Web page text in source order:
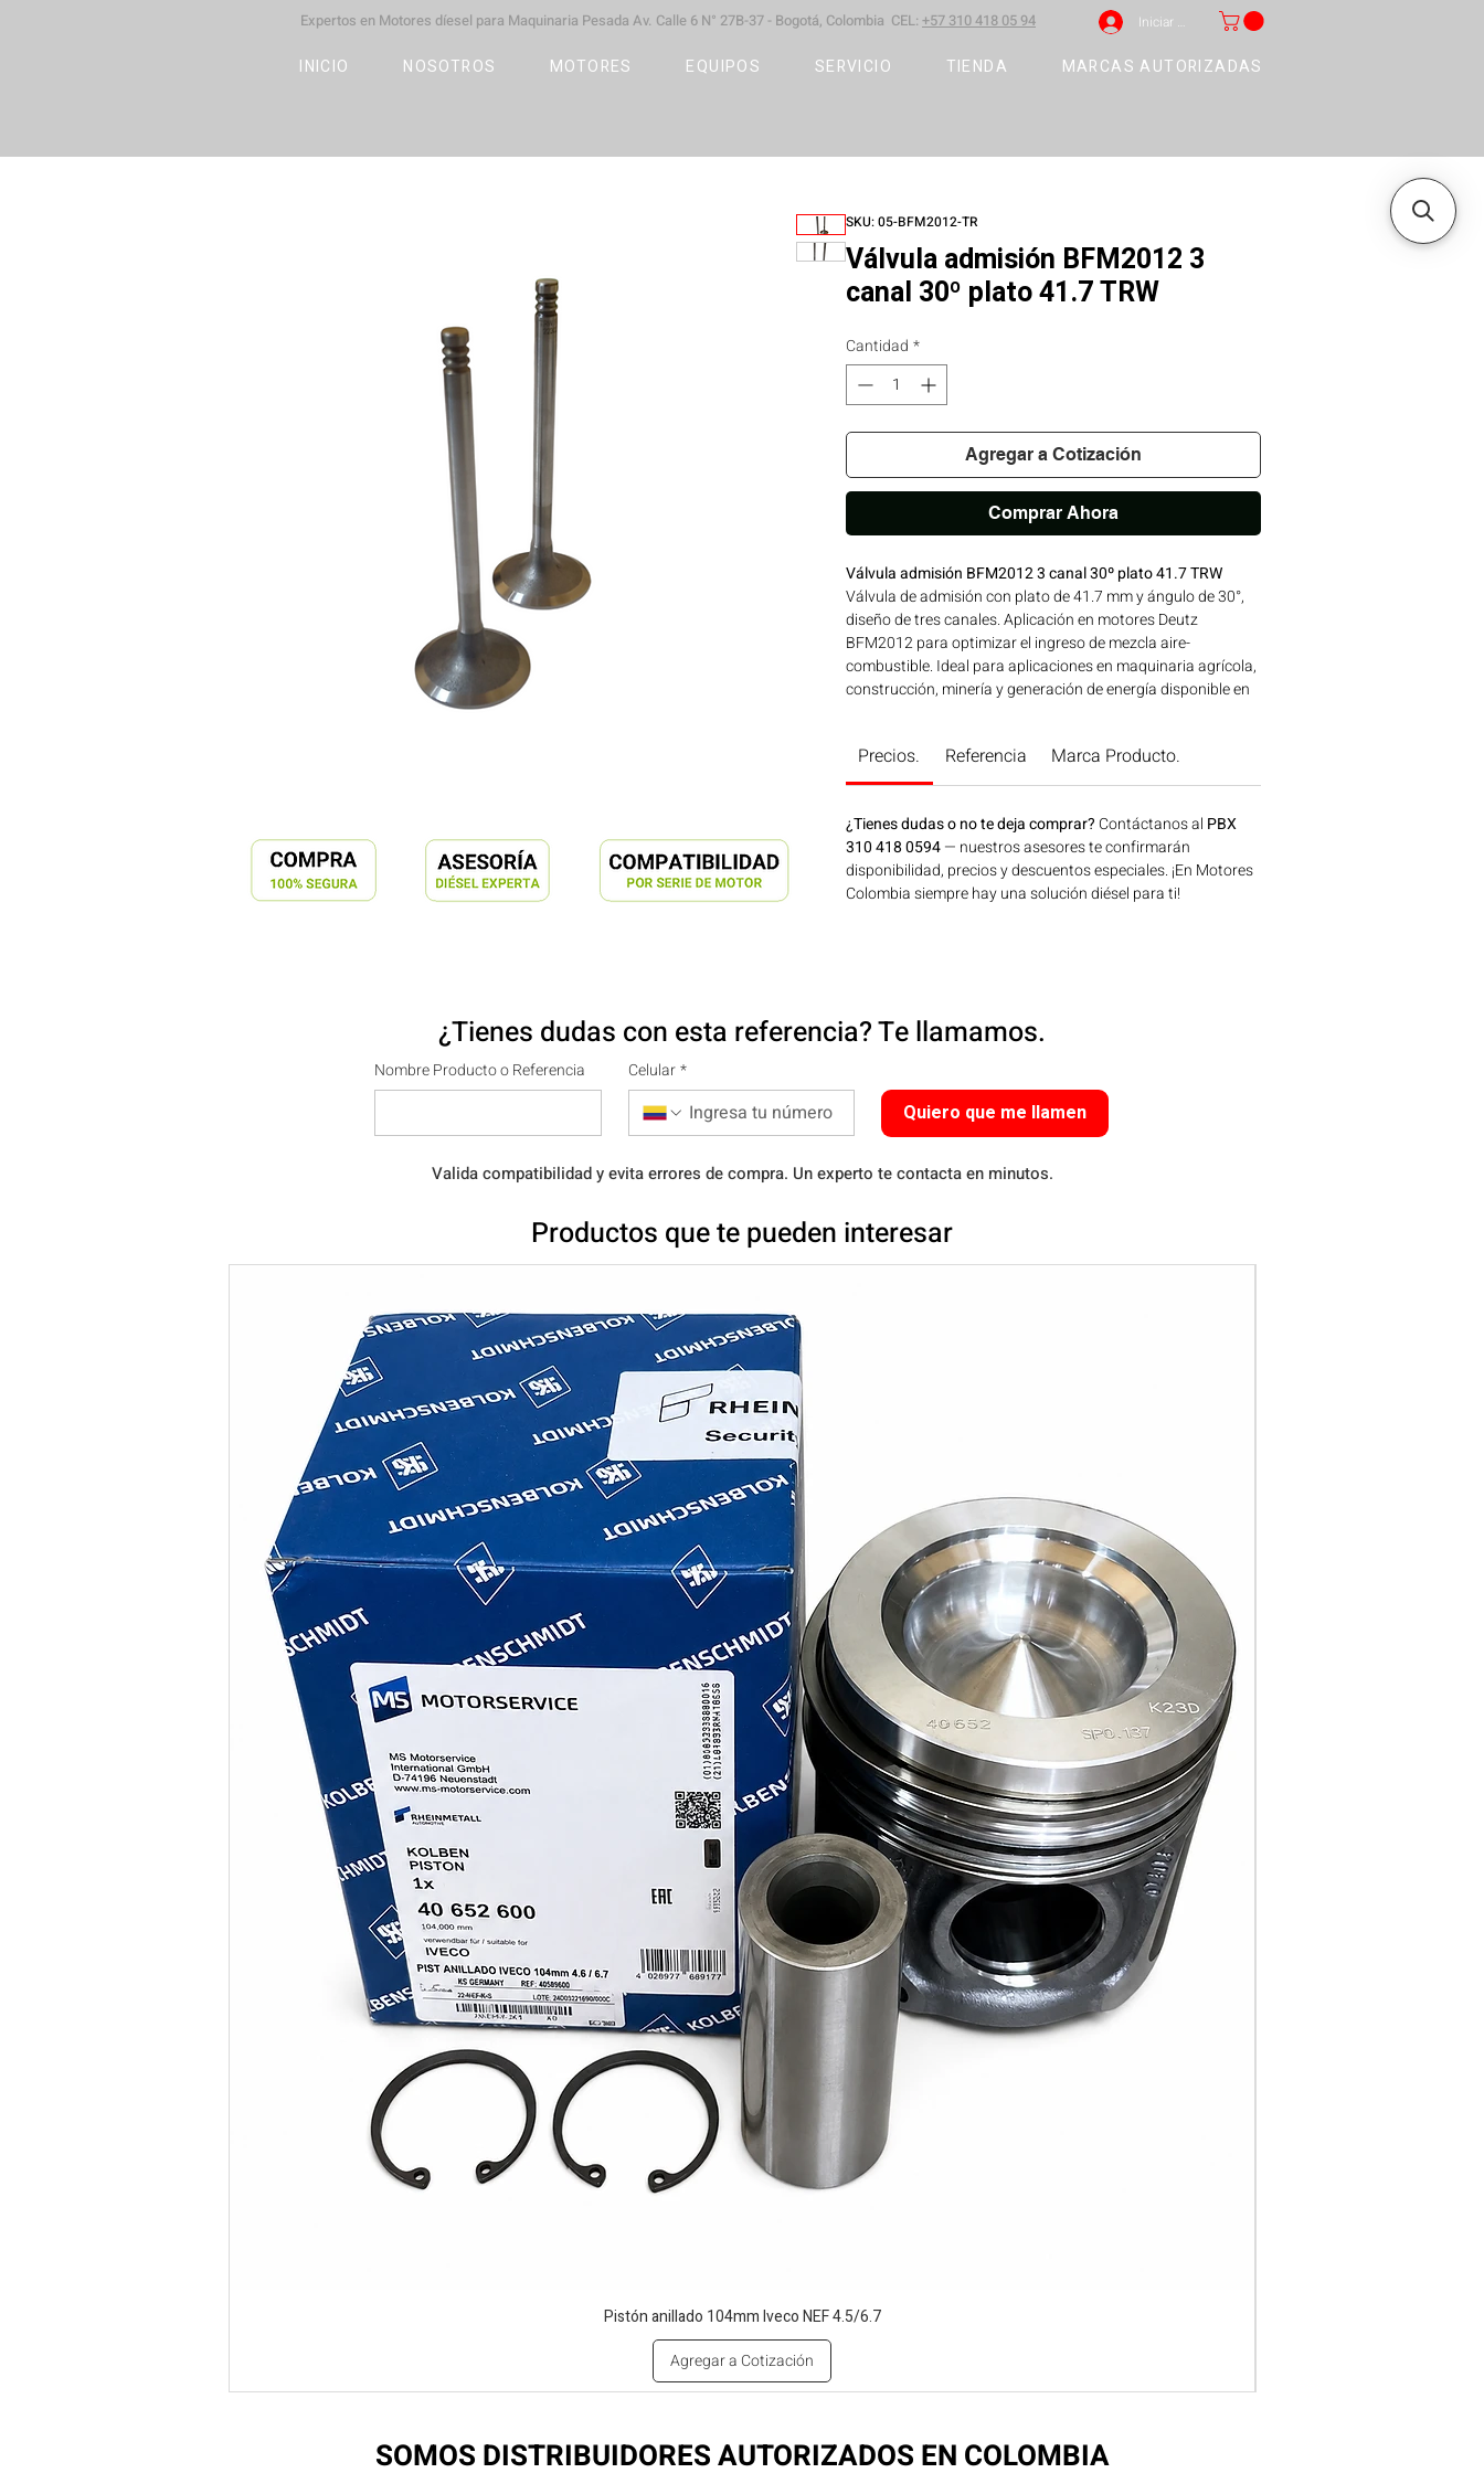
Expertos en Motores díesel para Maquinaria Pesada Av. Calle 6 N° 27B-37 - Bogotá, Colombia CEL: +57 310 418 05 94 Iniciar sesión
INICIO NOSOTROS MOTORES EQUIPOS SERVICIO TIENDA MARCAS AUTORIZADAS
SKU: 05-BFM2012-TR
Válvula admisión BFM2012 3
canal 30º plato 41.7 TRW
Cantidad *
Agregar a Cotización
Comprar Ahora
Válvula admisión BFM2012 3 canal 30º plato 41.7 TRW
Válvula de admisión con plato de 41.7 mm y ángulo de 30°,
diseño de tres canales. Aplicación en motores Deutz
BFM2012 para optimizar el ingreso de mezcla aire-
combustible. Ideal para aplicaciones en maquinaria agrícola,
construcción, minería y generación de energía disponible en
Precios. Referencia Marca Producto.
¿Tienes dudas o no te deja comprar? Contáctanos al PBX
310 418 0594— nuestros asesores te confirmarán
disponibilidad, precios y descuentos especiales. ¡En Motores
Colombia siempre hay una solución diésel para ti!
¿Tienes dudas con esta referencia? Te llamamos.
Nombre Producto o Referencia Celular *
Quiero que me llamen
Valida compatibilidad y evita errores de compra. Un experto te contacta en minutos.
Productos que te pueden interesar
Pistón anillado 104mm Iveco NEF 4.5/6.7
Agregar a Cotización
SOMOS DISTRIBUIDORES AUTORIZADOS EN COLOMBIA